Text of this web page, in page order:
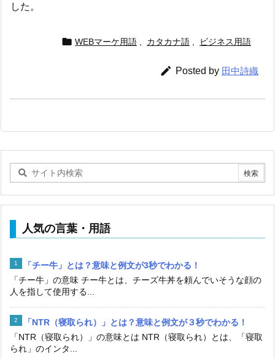
した。
 WEBマーケ用語 カタカナ語 ビジネス用語
 Posted by 田中詩織
人気の言葉・用語
「チー牛」とは？意味と例文が3秒でわかる！
「チー牛」の意味 チー牛とは、チーズ牛丼を頼んでいそうな顔の
人を指して使用する...
「NTR（寝取られ）」とは？意味と例文が３秒でわかる！
「NTR（寝取られ）」の意味とは NTR（寝取られ）とは、「寝取
られ」のインタ...